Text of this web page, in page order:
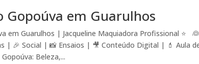
Gopoúva em Guarulhos
em Guarulhos | Jacqueline Maquiadora Profissional ⭐
| 🎉 Social | 📸 Ensaios | 🎥 Conteúdo Digital | 💄 Aula
Beleza,...